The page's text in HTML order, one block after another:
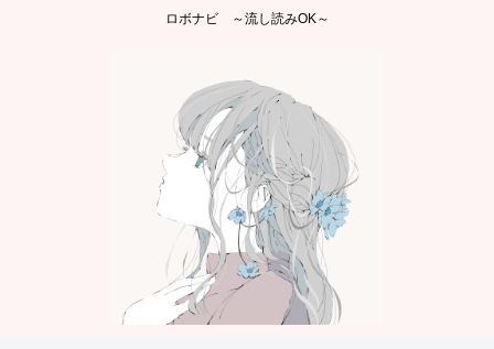
ロボナビ ～流し読みOK～